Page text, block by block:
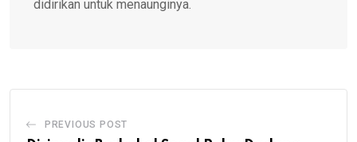
didirikan untuk menaunginya.
PREVIOUS POST